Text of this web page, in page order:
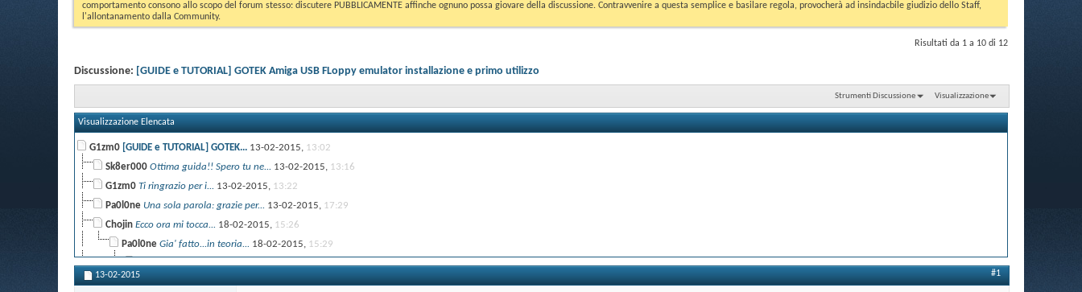
comportamento consono allo scopo del forum stesso: discutere PUBBLICAMENTE affinche ognuno possa giovare della discussione. Contravvenire a questa semplice e basilare regola, provocherà ad insindacbile giudizio dello Staff,
l'allontanamento dalla Community.
Risultati da 1 a 10 di 12
Discussione: [GUIDE e TUTORIAL] GOTEK Amiga USB FLoppy emulator installazione e primo utilizzo
Strumenti Discussione Visualizzazione
Visualizzazione Elencata
G1zm0 [GUIDE e TUTORIAL] GOTEK... 13-02-2015, 13:02
Sk8er000 Ottima guida!! Spero tu ne... 13-02-2015, 13:16
G1zm0 Ti ringrazio per i... 13-02-2015, 13:22
Pa0l0ne Una sola parola: grazie per... 13-02-2015, 17:29
Chojin Ecco ora mi tocca... 18-02-2015, 15:26
Pa0l0ne Gia' fatto...in teoria... 18-02-2015, 15:29
Chojin Scusa Paolone ho letto solo...19-02-2015,21:49
G1zm0 Pa0l0ne lo monti sull'amiga...18-02-2015,17:52
13-02-2015 #1